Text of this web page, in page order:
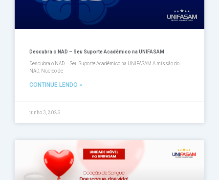
Descubra o NAD – Seu Suporte Acadêmico na UNIFASAM
Descubra o NAD – Seu Suporte Acadêmico na UNIFASAM A missão do
NAD, Núcleo de
CONTINUE LENDO »
junho 3, 2026